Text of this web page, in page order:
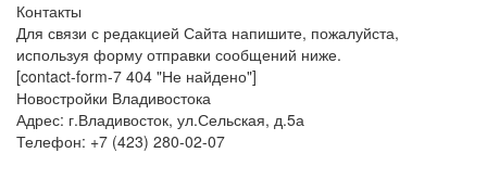
Контакты
Для связи с редакцией Сайта напишите, пожалуйста,
используя форму отправки сообщений ниже.
[contact-form-7 404 "Не найдено"]
Новостройки Владивостока
Адрес: г.Владивосток, ул.Сельская, д.5а
Телефон: +7 (423) 280-02-07